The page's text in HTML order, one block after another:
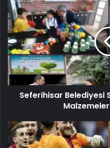
Seferihisar Belediyesi